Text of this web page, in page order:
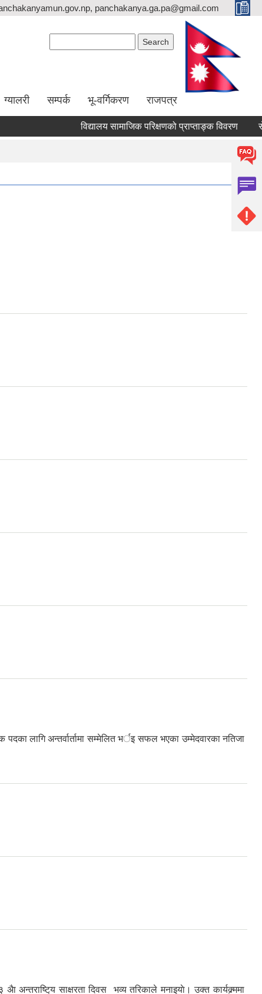
panchakanya.ga.pa@gmail.com
ग्यालरी सम्पर्क भू-वर्गिकरण राजपत्र
विद्यालय सामाजिक परिक्षणको प्राप्ताङ्क विवरण
लागि अन्तर्वार्तामा सम्मेलित भर्इ सफल भएका उम्मेदवारका नतिजा
साक्षरता दिवस भव्य तरिकाले मनाइयाे। उक्त कार्यक्र्ममा